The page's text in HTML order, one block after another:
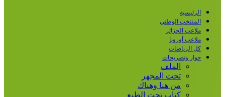
الرئيسية
المنتخب الوطني
ملاعب الجزائر
ملاعب أوروبا
كل الرياضات
حوار وتصريحات
الملف
تحت المجهر
من هنا وهناك
كتاب تحت الطبع